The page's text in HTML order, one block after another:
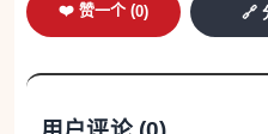
❤️ 赞一个 (0) 🔗